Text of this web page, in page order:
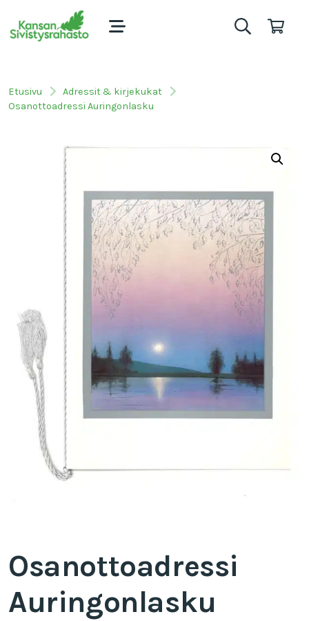
Etusivu
Adressit & kirjekukat
Osanottoadressi Auringonlasku
Osanottoadressi
Auringonlasku